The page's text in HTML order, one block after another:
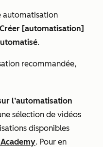
automatisation
Créer [automatisation]
.
recommandée,
l’automatisation
sélection de vidéos
disponibles
. Pour en